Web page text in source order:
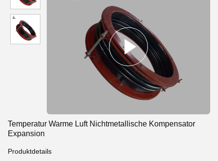
Temperatur Warme Luft Nichtmetallische Kompensator
Expansion
Produktdetails